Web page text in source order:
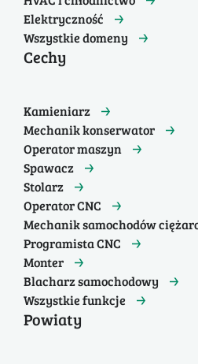
Elektryczność
Wszystkie domeny
Cechy
Kamieniarz
Mechanik konserwator
Operator maszyn
Spawacz
Stolarz
Operator CNC
Mechanik samochodów
Programista CNC
Monter
Blacharz samochodowy
Wszystkie funkcje
Powiaty